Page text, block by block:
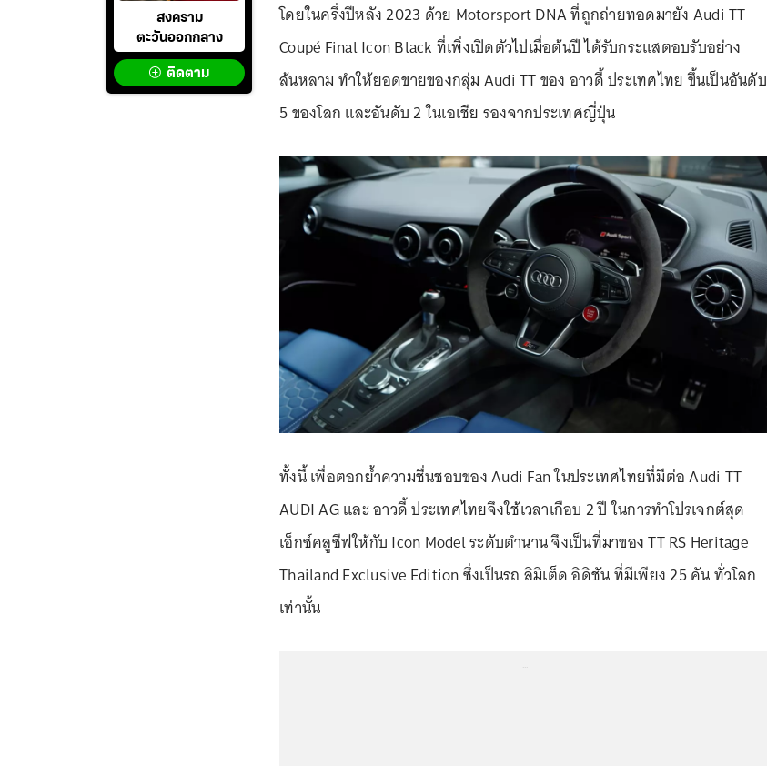
สงคราม
ตะวันออกกลาง
ติดตาม
โดยในครึ่งปีหลัง 2023 ด้วย Motorsport DNA ที่ถูกถ่ายทอดมายัง Audi TT
Coupé Final Icon Black ที่เพิ่งเปิดตัวไปเมื่อต้นปี ได้รับกระแสตอบรับอย่าง
ล้นหลาม ทำให้ยอดขายของกลุ่ม Audi TT ของ อาวดี้ ประเทศไทย ขึ้นเป็นอันดับ
5 ของโลก และอันดับ 2 ในเอเชีย รองจากประเทศญี่ปุ่น
ทั้งนี้ เพื่อตอกย้ำความชื่นชอบของ Audi Fan ในประเทศไทยที่มีต่อ Audi TT
AUDI AG และ อาวดี้ ประเทศไทยจึงใช้เวลาเกือบ 2 ปี ในการทำโปรเจกต์สุด
เอ็กซ์คลูซีฟให้กับ Icon Model ระดับตำนาน จึงเป็นที่มาของ TT RS Heritage
Thailand Exclusive Edition ซึ่งเป็นรถ ลิมิเต็ด อิดิชัน ที่มีเพียง 25 คัน ทั่วโลก
เท่านั้น